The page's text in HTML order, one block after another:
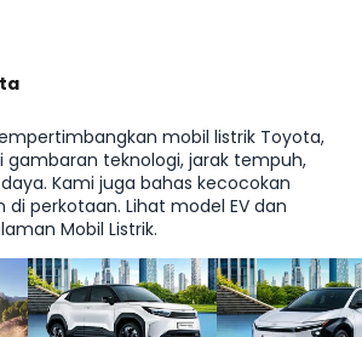
mobil listrik Toyota,
gambaran teknologi, jarak tempuh,
Kami juga bahas kecocokan
perkotaan. Lihat model EV dan
Mobil Listrik.